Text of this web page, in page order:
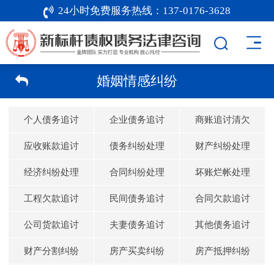
24小时免费服务热线： 137-0176-3628
婚姻情感纠纷
个人债务追讨 企业债务追讨 商账追讨清欠
应收账款追讨 债务纠纷处理 财产纠纷处理
经济纠纷处理 合同纠纷处理 坏账烂帐处理
工程欠款追讨 民间债务追讨 合同欠款追讨
公司货款追讨 夫妻债务追讨 其他债务追讨
财产分割纠纷 房产买卖纠纷 房产抵押纠纷